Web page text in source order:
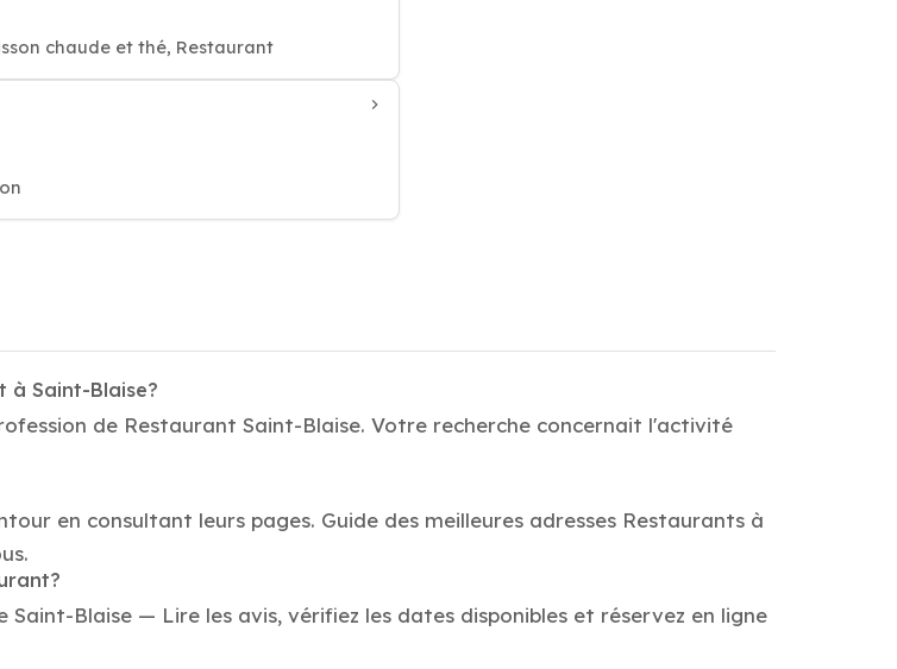
chaude et thé, Restaurant
à Saint-Blaise?
de Restaurant Saint-Blaise. Votre recherche concernait l'activité
en consultant leurs pages. Guide des meilleures adresses Restaurants à
Blaise — Lire les avis, vérifiez les dates disponibles et réservez en ligne